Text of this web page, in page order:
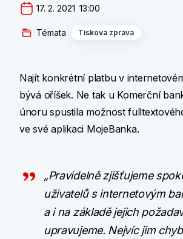
17. 2. 2021  13:00
Témata Tisková zpráva
Najít konkrétní platbu v
bývá oříšek. Ne tak u Komerční
únoru spustila možnost
ve své aplikaci MojeBanka.
„Pravidelně zjišťujeme
uživatelů s internetovým
a i na základě jejich
upravujeme. Nejvíc jim